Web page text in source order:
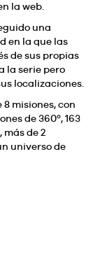
la web.
una
en la que las
de sus propias
la serie pero
localizaciones.
8 misiones, con
de 360º, 163
de 2
universo de